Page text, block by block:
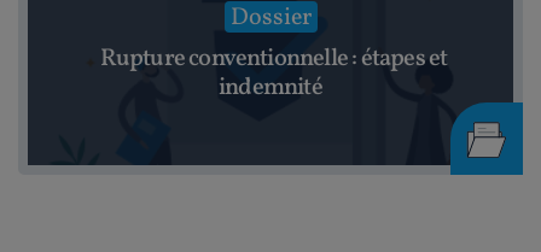
Dossier
Rupture conventionnelle : étapes et
indemnité